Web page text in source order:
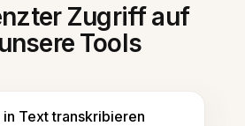
Zugriff auf
Tools
in Text transkribieren